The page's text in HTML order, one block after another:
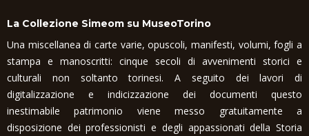
La Collezione Simeom su MuseoTorino
Una miscellanea di carte varie, opuscoli, manifesti, volumi, fogli a
stampa e manoscritti: cinque secoli di avvenimenti storici e
culturali non soltanto torinesi. A seguito dei lavori di
digitalizzazione e indicizzazione dei documenti questo
inestimabile patrimonio viene messo gratuitamente a
disposizione dei professionisti e degli appassionati della Storia